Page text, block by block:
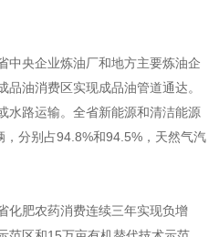
中央企业炼油厂和地方主要炼油企
油消费区实现成品油管道通达。
水路运输。全省新能源和清洁能源
分别占94.8%和94.5%，天然气汽
化肥农药消费连续三年实现负增